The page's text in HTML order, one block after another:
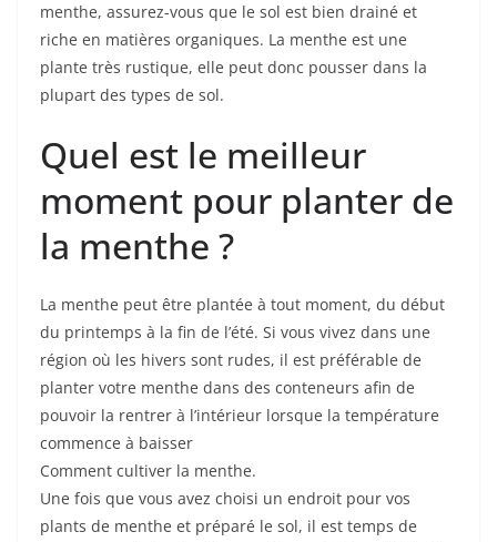
menthe, assurez-vous que le sol est bien drainé et
riche en matières organiques. La menthe est une
plante très rustique, elle peut donc pousser dans la
plupart des types de sol.
Quel est le meilleur
moment pour planter de
la menthe ?
La menthe peut être plantée à tout moment, du début
du printemps à la fin de l’été. Si vous vivez dans une
région où les hivers sont rudes, il est préférable de
planter votre menthe dans des conteneurs afin de
pouvoir la rentrer à l’intérieur lorsque la température
commence à baisser
Comment cultiver la menthe.
Une fois que vous avez choisi un endroit pour vos
plants de menthe et préparé le sol, il est temps de